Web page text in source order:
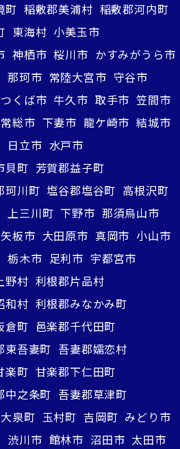
町 稲敷郡美浦村 稲敷郡河内町
東海村 小美玉市
神栖市 桜川市 かすみがうら市
那珂市 常陸大宮市 守谷市
つくば市 牛久市 取手市 笠間市
常総市 下妻市 龍ケ崎市 結城市
日立市 水戸市
貝町 芳賀郡益子町
珂川町 塩谷郡塩谷町 高根沢町
上三川町 下野市 那須烏山市
矢板市 大田原市 真岡市 小山市
栃木市 足利市 宇都宮市
野村 利根郡片品村
和村 利根郡みなかみ町
倉町 邑楽郡千代田町
東吾妻町 吾妻郡嬬恋村
楽町 甘楽郡下仁田町
中之条町 吾妻郡草津町
大泉町 玉村町 吉岡町 みどり市
渋川市 館林市 沼田市 太田市